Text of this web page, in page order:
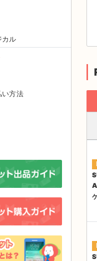
カル
い方法